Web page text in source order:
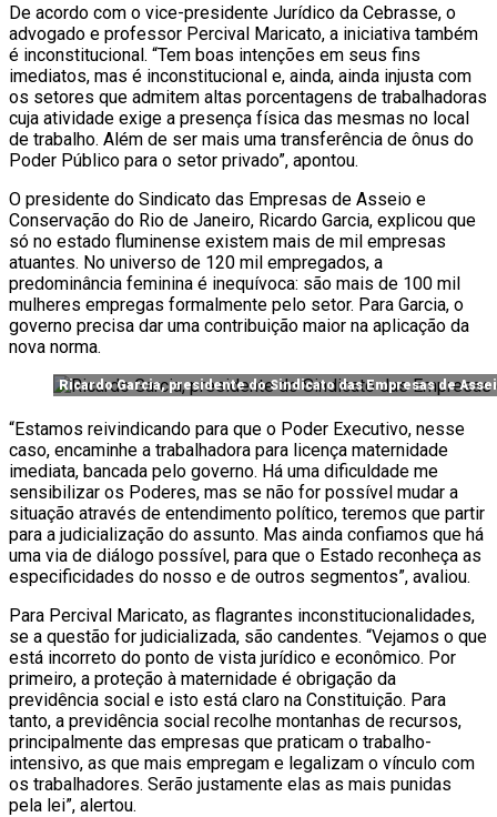
De acordo com o vice-presidente Jurídico da Cebrasse, o
advogado e professor Percival Maricato, a iniciativa também
é inconstitucional. “Tem boas intenções em seus fins
imediatos, mas é inconstitucional e, ainda, ainda injusta com
os setores que admitem altas porcentagens de trabalhadoras
cuja atividade exige a presença física das mesmas no local
de trabalho. Além de ser mais uma transferência de ônus do
Poder Público para o setor privado”, apontou.
O presidente do Sindicato das Empresas de Asseio e
Conservação do Rio de Janeiro, Ricardo Garcia, explicou que
só no estado fluminense existem mais de mil empresas
atuantes. No universo de 120 mil empregados, a
predominância feminina é inequívoca: são mais de 100 mil
mulheres empregas formalmente pelo setor. Para Garcia, o
governo precisa dar uma contribuição maior na aplicação da
nova norma.
Ricardo Garcia, presidente do Sindicato das Empresas de
“Estamos reivindicando para que o Poder Executivo, nesse
caso, encaminhe a trabalhadora para licença maternidade
imediata, bancada pelo governo. Há uma dificuldade me
sensibilizar os Poderes, mas se não for possível mudar a
situação através de entendimento político, teremos que partir
para a judicialização do assunto. Mas ainda confiamos que há
uma via de diálogo possível, para que o Estado reconheça as
especificidades do nosso e de outros segmentos”, avaliou.
Para Percival Maricato, as flagrantes inconstitucionalidades,
se a questão for judicializada, são candentes. “Vejamos o que
está incorreto do ponto de vista jurídico e econômico. Por
primeiro, a proteção à maternidade é obrigação da
previdência social e isto está claro na Constituição. Para
tanto, a previdência social recolhe montanhas de recursos,
principalmente das empresas que praticam o trabalho-
intensivo, as que mais empregam e legalizam o vínculo com
os trabalhadores. Serão justamente elas as mais punidas
pela lei”, alertou.